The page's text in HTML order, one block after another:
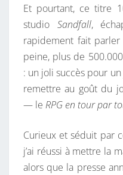
Et pourtant, ce titre
studio Sandfall,
rapidement fait
peine, plus de
: un joli succès pour
remettre au goût du
— le RPG en tour par
Curieux et séduit par
j’ai réussi à mettre la
alors que la presse